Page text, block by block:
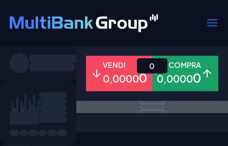
Tutti Forex Metalli Azioni
VENDI
0,00000
COMPRA
0,00000
0